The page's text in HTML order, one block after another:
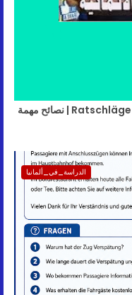
كيف تقدم نصيحة باللغة الألمانية - Ratschläge geben | نصائح مهمة
الدراسة_في_ألمانيا